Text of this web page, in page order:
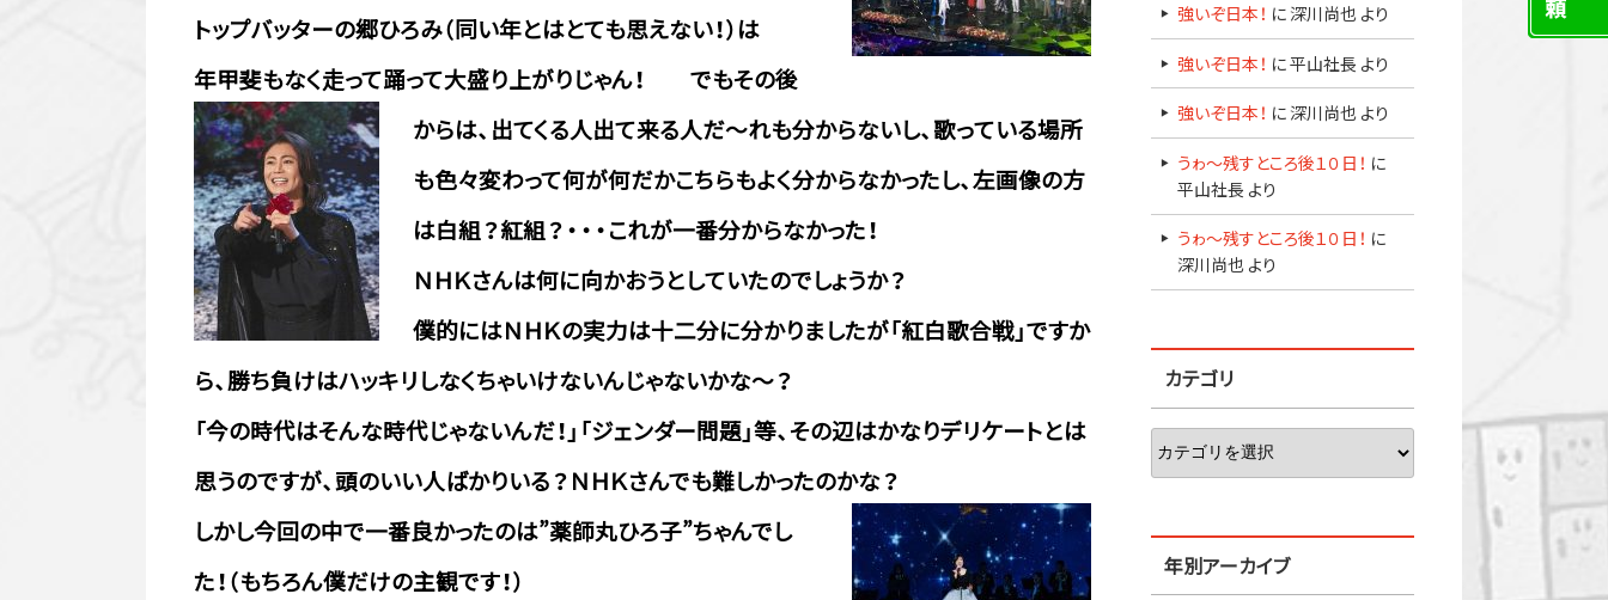
トップバッターの郷ひろみ（同い年とはとても思えない！）は
年甲斐もなく走って踊って大盛り上がりじゃん！ でもその後
からは、出てくる人出て来る人だ～れも分からないし、歌っている場所
も色々変わって何が何だかこちらもよく分からなかったし、左画像の方
は白組？紅組？・・・これが一番分からなかった！
ＮＨＫさんは何に向かおうとしていたのでしょうか？
僕的にはＮＨＫの実力は十二分に分かりましたが「紅白歌合戦」ですか
ら、勝ち負けはハッキリしなくちゃいけないんじゃないかな～？
「今の時代はそんな時代じゃないんだ！」「ジェンダー問題」等、その辺はかなりデリケートとは
思うのですが、頭のいい人ばかりいる？ＮＨＫさんでも難しかったのかな？
しかし今回の中で一番良かったのは”薬師丸ひろ子”ちゃんでし
た！（もちろん僕だけの主観です！）
強いぞ日本！ に 深川尚也 より
強いぞ日本！ に平山社長 より
強いぞ日本！ に 深川尚也 より
うゎ～残すところ後１０日！ に
平山社長 より
うゎ～残すところ後１０日！ に
深川尚也 より
カテゴリ
年別アーカイブ